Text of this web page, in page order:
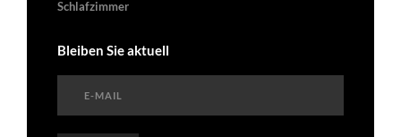
Schlafzimmer
Bleiben Sie aktuell